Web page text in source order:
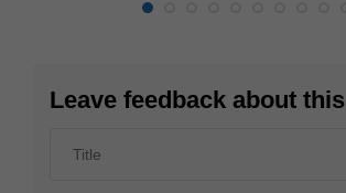
Leave feedback about this